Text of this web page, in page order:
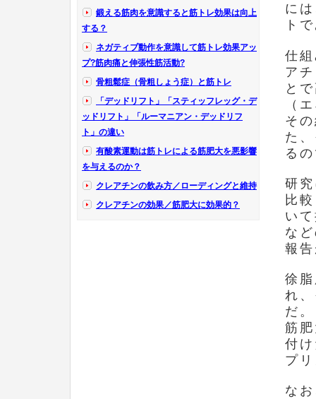
に
ト
仕
ア
と
（
そ
た
る
研
比
い
な
報
徐
れ
だ。
筋
付
プ
な
鍛える筋肉を意識すると筋トレ効果は向上
する？
ネガティブ動作を意識して筋トレ効果アッ
プ?筋肉痛と伸張性筋活動?
骨粗鬆症（骨粗しょう症）と筋トレ
「デッドリフト」「スティッフレッグ・デ
ッドリフト」「ルーマニアン・デッドリフ
ト」の違い
有酸素運動は筋トレによる筋肥大を悪影響
を与えるのか？
クレアチンの飲み方／ローディングと維持
クレアチンの効果／筋肥大に効果的？